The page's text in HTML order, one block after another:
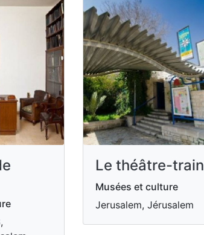
Le théâtre-train
Musées et culture
Jerusalem, Jérusalem